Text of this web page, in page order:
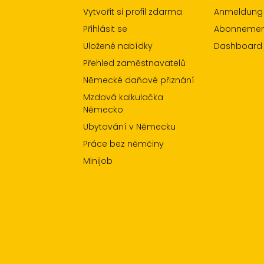
Vytvořit si profil zdarma
Přihlásit se
Uložené nabídky
Přehled zaměstnavatelů
Německé daňové přiznání
Mzdová kalkulačka
Německo
Ubytování v Německu
Práce bez němčiny
Minijob
Anmeldung
Dashboard